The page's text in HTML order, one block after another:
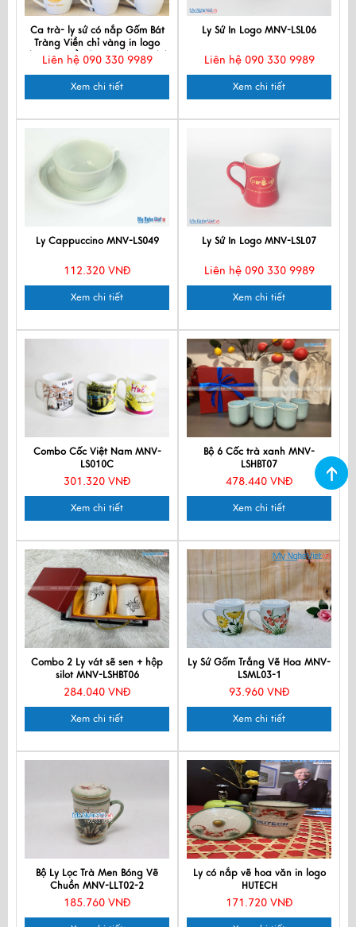
Ca trà- ly sứ có nắp Gốm Bát
Tràng Viền chỉ vàng in logo
theo yêu cầu ( Hàng đặt trước)
- HDLSBVGD1
Liên hệ 090 330 9989
Xem chi tiết
Ly Sứ In Logo MNV-LSL06
Liên hệ 090 330 9989
Xem chi tiết
Ly Cappuccino MNV-LS049
112.320 VNĐ
Xem chi tiết
Ly Sứ In Logo MNV-LSL07
Liên hệ 090 330 9989
Xem chi tiết
Combo Cốc Việt Nam MNV-
LS010C
301.320 VNĐ
Xem chi tiết
Bộ 6 Cốc trà xanh MNV-
LSHBT07
478.440 VNĐ
Xem chi tiết
Combo 2 Ly vát sẽ sen + hộp
silot MNV-LSHBT06
284.040 VNĐ
Xem chi tiết
Ly Sứ Gốm Trắng Vẽ Hoa MNV-
LSML03-1
93.960 VNĐ
Xem chi tiết
Bộ Ly Lọc Trà Men Bóng Vẽ
Chuồn MNV-LLT02-2
185.760 VNĐ
Ly có nắp vẽ hoa văn in logo
HUTECH
171.720 VNĐ